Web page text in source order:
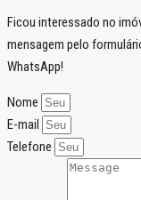
Ficou interessado no
mensagem pelo
WhatsApp!
Nome
E-mail
Telefone